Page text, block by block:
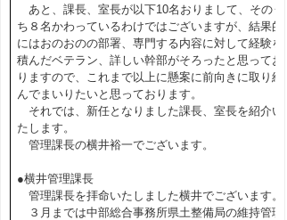
あと、課長、室長が以下10名おりまして、そのう
ち８名かわっているわけではございますが、結果的
にはおのおのの部署、専門する内容に対して経験を
積んだベテラン、詳しい幹部がそろったと思ってお
りますので、これまで以上に懸案に前向きに取り組
んでまいりたいと思っております。
それでは、新任となりました課長、室長を紹介い
たします。
管理課長の横井裕一でございます。
●横井管理課長
管理課長を拝命いたしました横井でございます。
３月までは中部総合事務所県土整備局の維持管理